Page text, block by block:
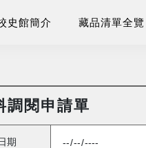
史館簡介 藏品清單全覽
調閱申請單
期